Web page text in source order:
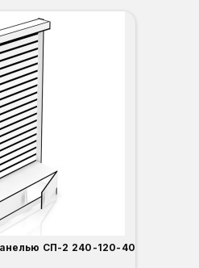
СП-2 240-120-40